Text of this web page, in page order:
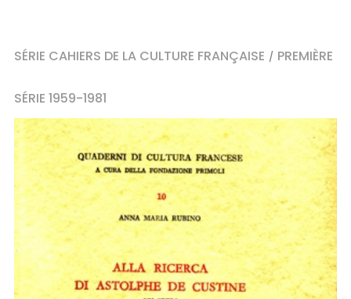
SÉRIE CAHIERS DE LA CULTURE FRANÇAISE / PREMIÈRE
SÉRIE 1959-1981